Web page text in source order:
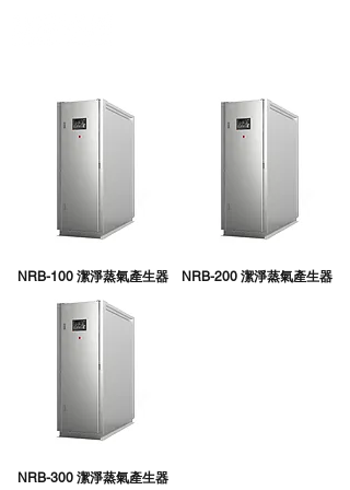
NRB-100 潔淨蒸氣產生器 NRB-200 潔淨蒸氣產生器
NRB-300 潔淨蒸氣產生器